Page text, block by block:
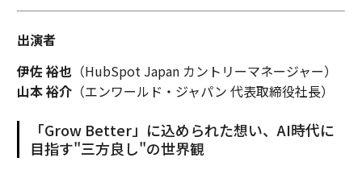
出演者
伊佐 裕也（HubSpot Japan カントリーマネージャー）
山本 裕介（エンワールド・ジャパン 代表取締役社長）
「Grow Better」に込められた想い、AI時代に
目指す"三方良し"の世界観